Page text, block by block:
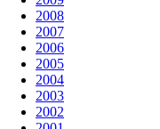
2008
2007
2006
2005
2004
2003
2002